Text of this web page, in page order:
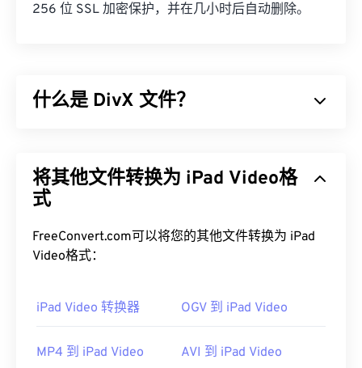
256 位 SSL 加密保护，并在几小时后自动删除。
什么是 DivX 文件？
式 (DMF)。DMF 支持章节、字幕、多字幕 (XSUB
)、菜单、多音轨、多视频流、元数据 (
如何打开 DivX 文件？
器可免费下载，并兼容多种设备和操作系统 (OS)。
错选择。
将其他文件转换为 iPad Video格
式
FreeConvert.com可以将您的其他文件转换为 iPad
Video格式：
iPad Video 转换器 OGV 到 iPad Video
MP4 到 iPad Video AVI 到 iPad Video